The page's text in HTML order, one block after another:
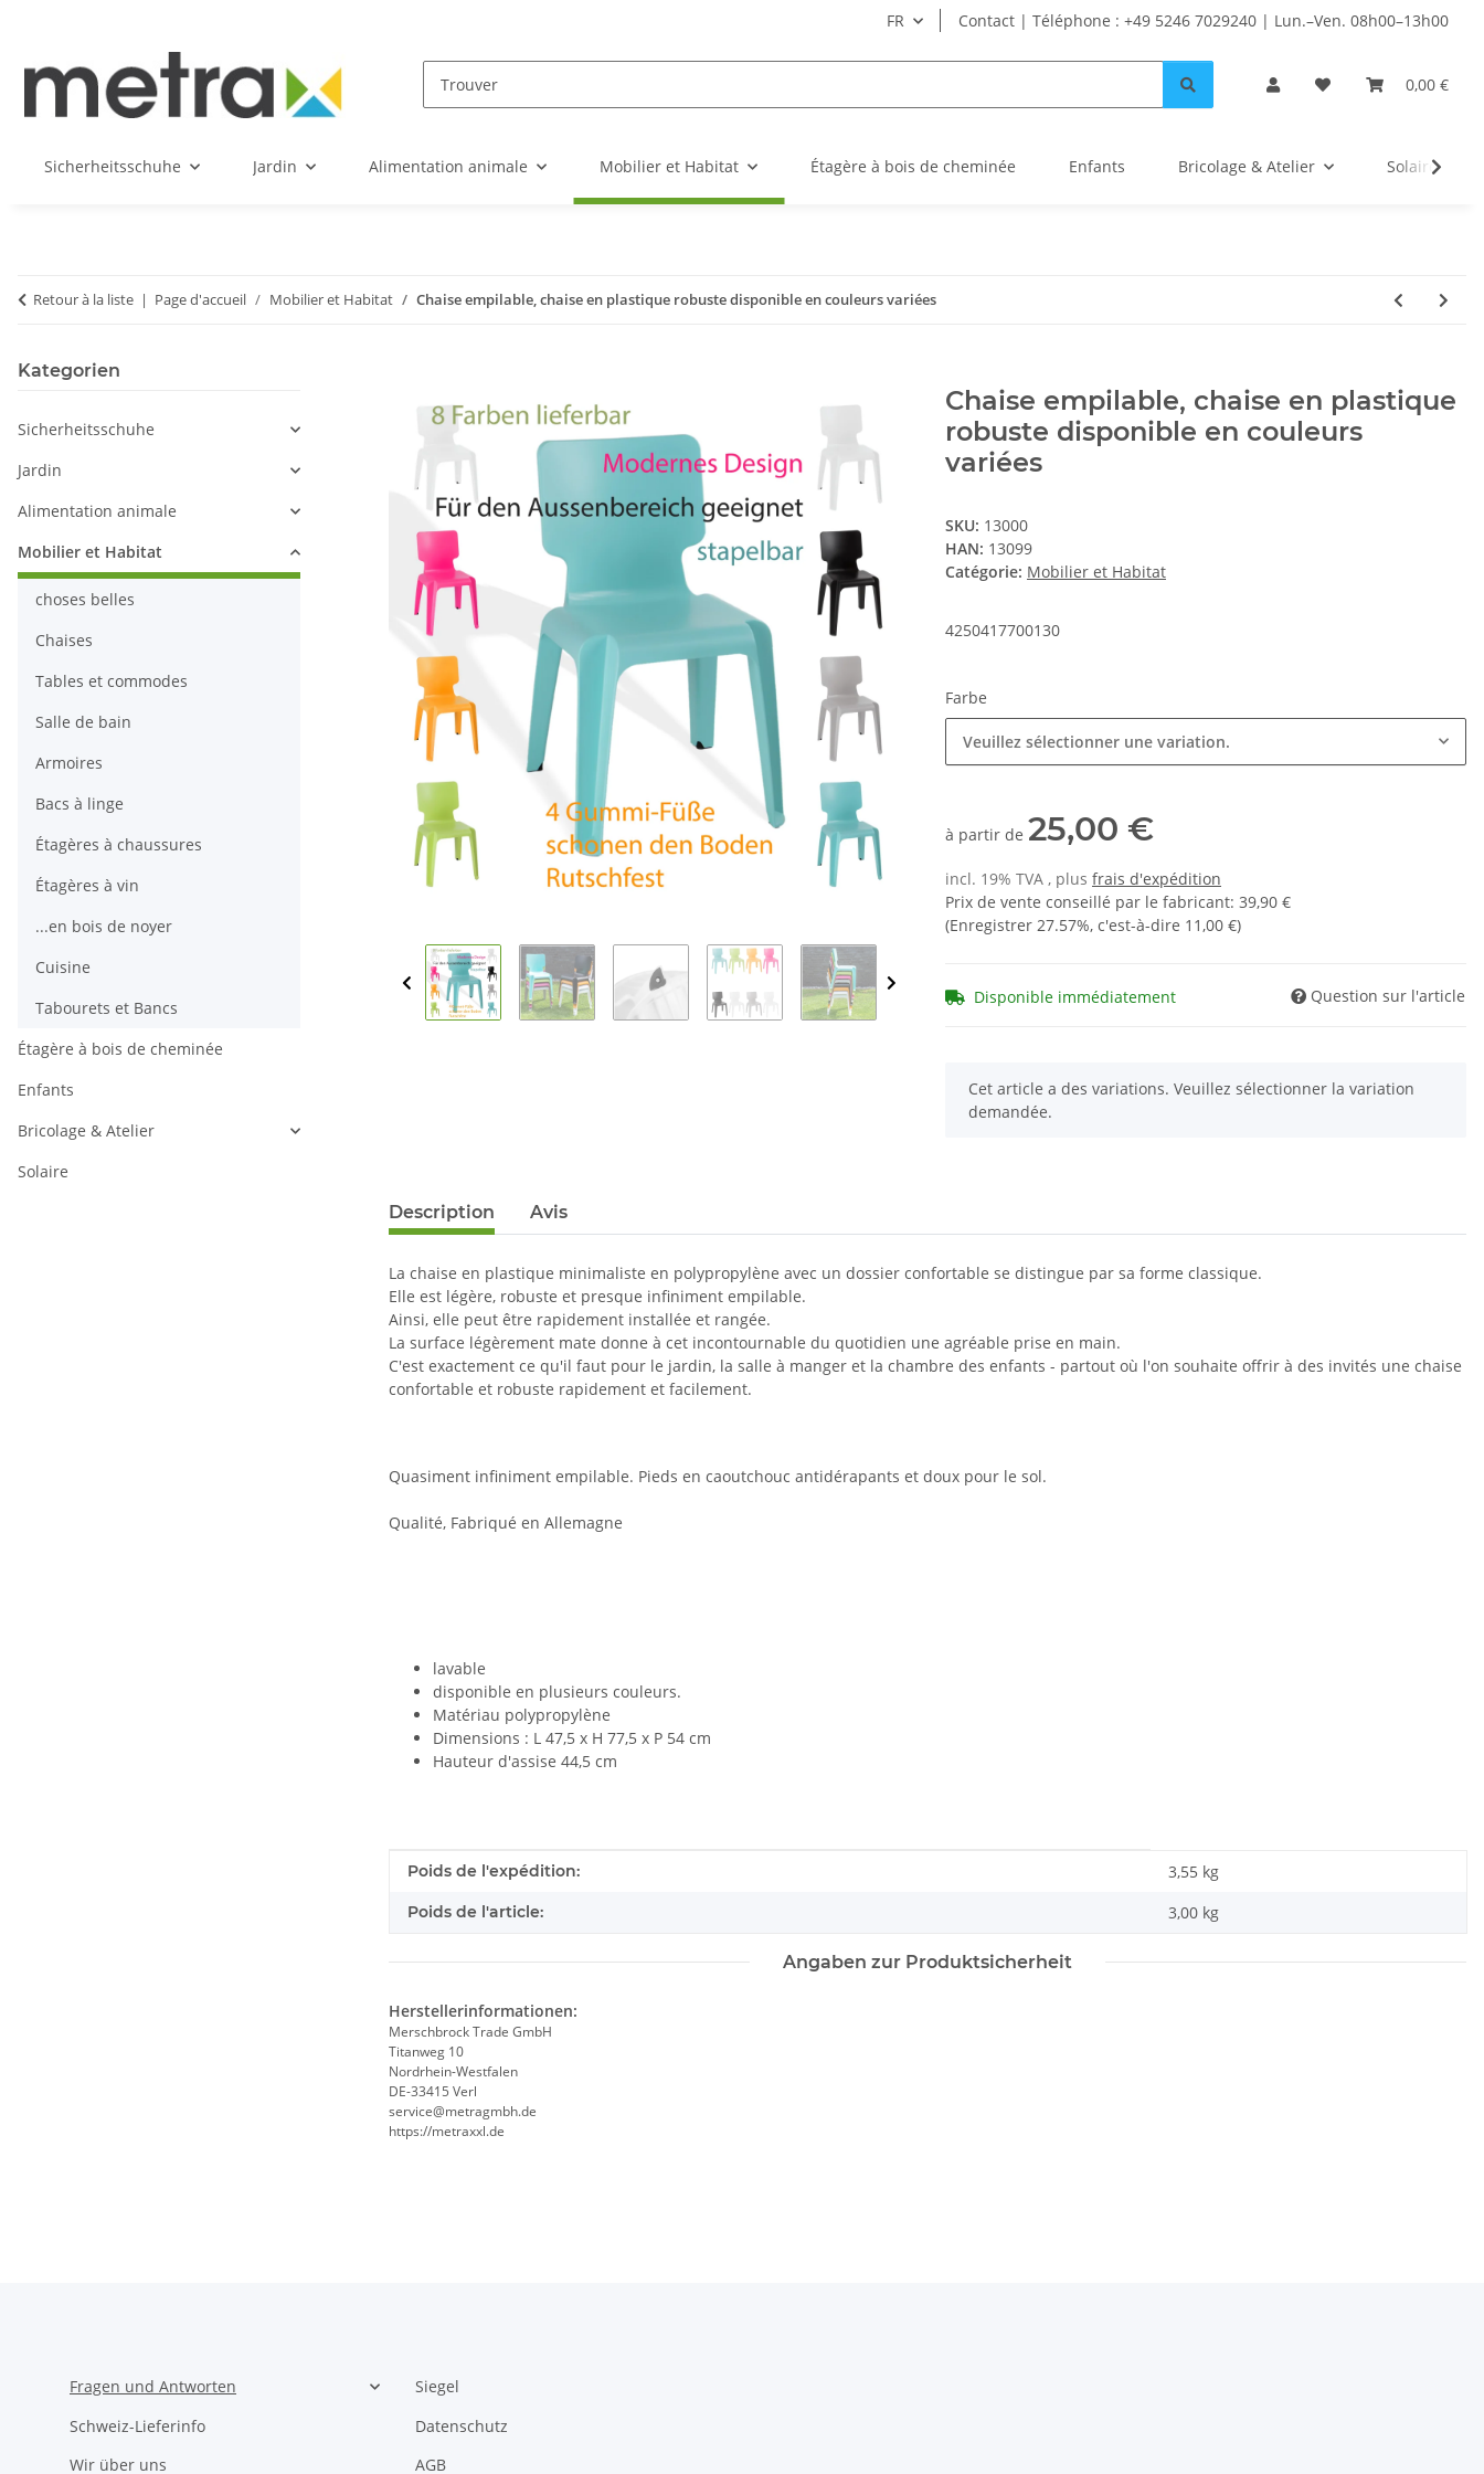
FR Contact | Téléphone : +49 5246 7029240 | Lun.–Ven. 08h00–13h00
0,00 €
Sicherheitsschuhe Jardin Alimentation animale Mobilier et Habitat Étagère à bois de cheminée Enfants Bricolage & Atelier Solaire
Retour à la liste Page d'accueil Mobilier et Habitat Chaise empilable, chaise en plastique robuste disponible en couleurs variées
Chaise empilable, chaise en plastique
robuste disponible en couleurs
variées
SKU: 13000
HAN: 13099
Catégorie: Mobilier et Habitat
4250417700130
Farbe
Veuillez sélectionner une variation.
à partir de 25,00 €
incl. 19% TVA , plus frais d'expédition
Prix de vente conseillé par le fabricant: 39,90 €
(Enregistrer 27.57%, c'est-à-dire 11,00 €)
Disponible immédiatement Question sur l'article
x
Cet article a des variations. Veuillez sélectionner la variation
demandée.
Description Avis
La chaise en plastique minimaliste en polypropylène avec un dossier confortable se distingue par sa forme classique.
Elle est légère, robuste et presque infiniment empilable.
Ainsi, elle peut être rapidement installée et rangée.
La surface légèrement mate donne à cet incontournable du quotidien une agréable prise en main.
C'est exactement ce qu'il faut pour le jardin, la salle à manger et la chambre des enfants - partout où l'on souhaite offrir à des invités une chaise
confortable et robuste rapidement et facilement.
Quasiment infiniment empilable. Pieds en caoutchouc antidérapants et doux pour le sol.
Qualité, Fabriqué en Allemagne
lavable
disponible en plusieurs couleurs.
Matériau polypropylène
Dimensions : L 47,5 x H 77,5 x P 54 cm
Hauteur d'assise 44,5 cm
#productDetails.itemInformation#
#productDetails.itemValue#
Poids de l'expédition: 3,55 kg
Poids de l'article: 3,00 kg
Angaben zur Produktsicherheit
Herstellerinformationen:
Merschbrock Trade GmbH
Titanweg 10
Nordrhein-Westfalen
DE-33415 Verl
service@metragmbh.de
https://metraxxl.de
Kategorien
Sicherheitsschuhe
Jardin
Alimentation animale
Mobilier et Habitat
choses belles
Chaises
Tables et commodes
Salle de bain
Armoires
Bacs à linge
Étagères à chaussures
Étagères à vin
...en bois de noyer
Cuisine
Tabourets et Bancs
Étagère à bois de cheminée
Enfants
Bricolage & Atelier
Solaire
Fragen und Antworten
Schweiz-Lieferinfo
Wir über uns
Siegel
Datenschutz
AGB